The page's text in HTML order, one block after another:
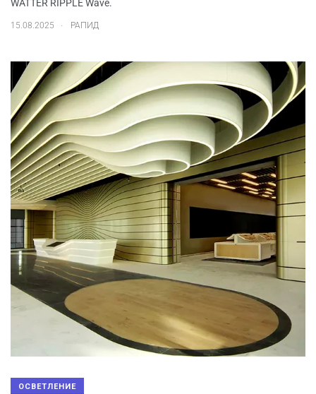
WATTER RIPPLE Wave.
15.08.2025 . РАПИД
ОСВЕТЛЕНИЕ